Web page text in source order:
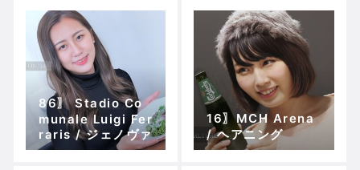
86〗 Stadio Co
munale Luigi Fer
raris / ジェノヴァ
16〗MCH Arena
/ ヘアニング